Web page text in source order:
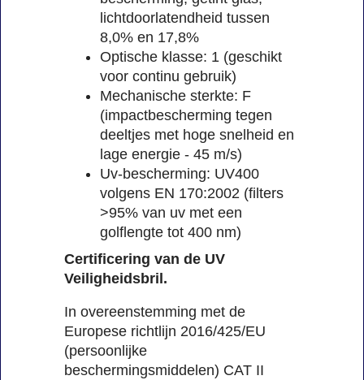
lichtdoorlatendheid tussen
8,0% en 17,8%
Optische klasse: 1 (geschikt
voor continu gebruik)
Mechanische sterkte: F
(impactbescherming tegen
deeltjes met hoge snelheid en
lage energie - 45 m/s)
Uv-bescherming: UV400
volgens EN 170:2002 (filters
>95% van uv met een
golflengte tot 400 nm)
Certificering van de UV
Veiligheidsbril.
In overeenstemming met de
Europese richtlijn 2016/425/EU
(persoonlijke
beschermingsmiddelen) CAT II